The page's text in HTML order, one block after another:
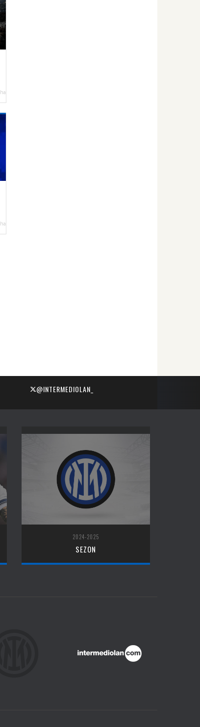
@INTERMEDIOLAN_
2024-2025
SEZON